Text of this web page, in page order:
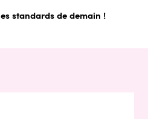
standards de demain !